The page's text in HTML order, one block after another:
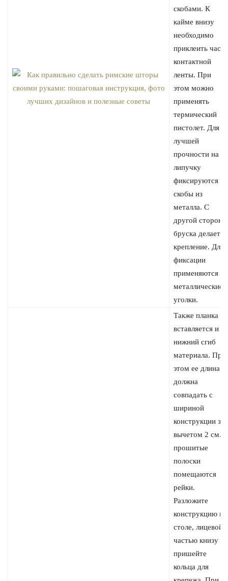
скобами. К
кайме внизу
необходимо
приклеить часть
контактной
ленты. При
этом можно
применять
термический
пистолет. Для
лучшей
прочности на
липучку
фиксируются
скобы из
металла. С
другой стороны
бруска делается
крепление. Для
фиксации
применяются
металлические
уголки.
Также планка
вставляется и в
нижний сгиб
материала. При
этом ее длина
должна
совпадать с
шириной
конструкции за
вычетом 2 см. В
прошитые
полоски
помещаются
рейки.
Разложите
конструкцию на
столе, лицевой
частью книзу и
пришейте
кольца для